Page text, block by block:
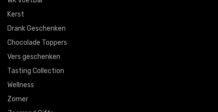
Kerst
Drank Geschenken
Chocolade Toppers
Vers geschenken
Tasting Collection
Wellness
Zomer